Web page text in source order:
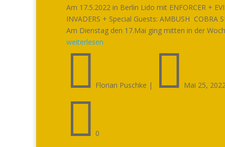
Am 17.5.2022 in Berlin Lido mit ENFORCER +
INVADERS + Special Guests: AMBUSH COBRA
Am Dienstag den 17.Mai ging mitten in der
weiterlesen
 Florian Puschke |  Mai 25, 2022
 0